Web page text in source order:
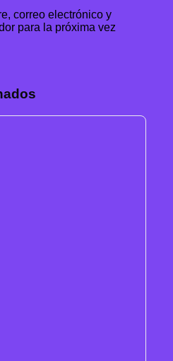
correo electrónico y
para la próxima vez